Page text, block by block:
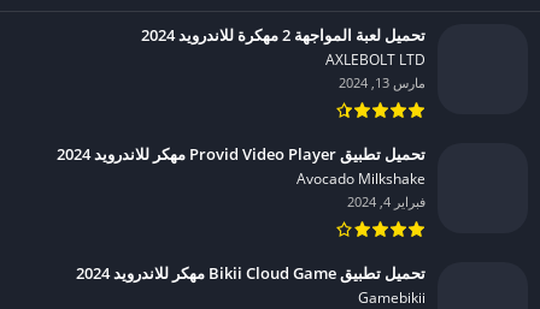
تحميل لعبة المواجهة 2 مهكرة للاندرويد 2024
AXLEBOLT LTD‏
مارس 13, 2024
تحميل تطبيق Provid Video Player مهكر للاندرويد 2024
Avocado Milkshake‏
فبراير 4, 2024
تحميل تطبيق Bikii Cloud Game مهكر للاندرويد 2024
Gamebikii‏